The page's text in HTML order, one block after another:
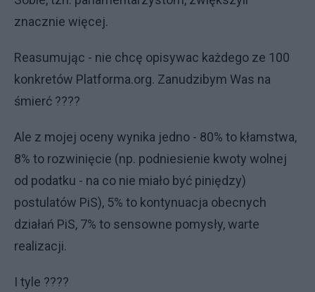
znacznie więcej.
Reasumując - nie chcę opisywac każdego ze 100
konkretów Platforma.org. Zanudzibym Was na
śmierć ????
Ale z mojej oceny wynika jedno - 80% to kłamstwa,
8% to rozwinięcie (np. podniesienie kwoty wolnej
od podatku - na co nie miało być piniędzy)
postulatów PiS), 5% to kontynuacja obecnych
działań PiS, 7% to sensowne pomysły, warte
realizacji.
I tyle ????